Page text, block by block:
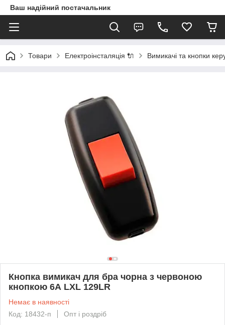
Ваш надійний постачальник
Товари Електроінсталяція 🔌 Вимикачі та кнопки
Кнопка вимикач для бра чорна з червоною
кнопкою 6А LXL 129LR
Немає в наявності
Код: 18432-п
Опт і роздріб